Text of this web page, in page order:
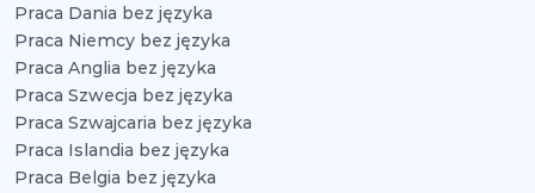
Praca Dania bez języka
Praca Niemcy bez języka
Praca Anglia bez języka
Praca Szwecja bez języka
Praca Szwajcaria bez języka
Praca Islandia bez języka
Praca Belgia bez języka